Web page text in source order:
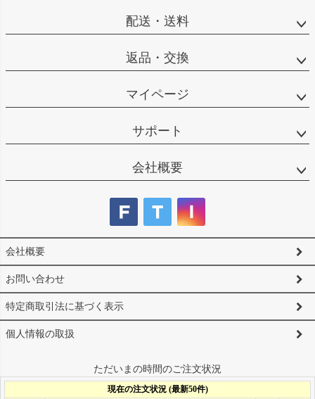
配送・送料
返品・交換
マイページ
サポート
会社概要
会社概要
お問い合わせ
特定商取引法に基づく表示
個人情報の取扱
ただいまの時間のご注文状況